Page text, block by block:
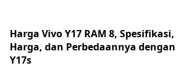
Harga Vivo Y17 RAM 8, Spesifikasi,
Harga, dan Perbedaannya dengan
Y17s